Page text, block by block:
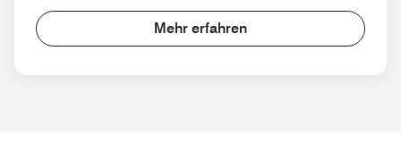
Mehr erfahren